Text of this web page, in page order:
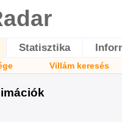
Statisztika
Villám keresés